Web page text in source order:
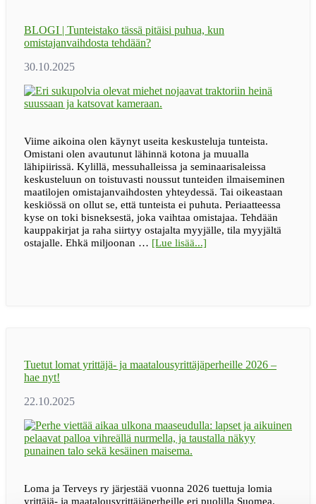
BLOGI | Tunteistako tässä pitäisi puhua, kun
omistajanvaihdosta tehdään?
Viime aikoina olen käynyt useita keskusteluja tunteista.
Omistani olen avautunut lähinnä kotona ja muualla
lähipiirissä. Kylillä, messuhalleissa ja seminaarisaleissa
keskusteluun on toistuvasti noussut tunteiden ilmaiseminen
maatilojen omistajanvaihdosten yhteydessä. Tai oikeastaan
keskiössä on ollut se, että tunteista ei puhuta. Periaatteessa
kyse on toki bisneksestä, joka vaihtaa omistajaa. Tehdään
kauppakirjat ja raha siirtyy ostajalta myyjälle, tila myyjältä
ostajalle. Ehkä miljoonan … [Lue lisää...]
Tuetut lomat yrittäjä- ja maatalousyrittäjäperheille 2026 –
hae nyt!
Loma ja Terveys ry järjestää vuonna 2026 tuettuja lomia
yrittäjä- ja maatalousyrittäjäperheille eri puolilla Suomea.